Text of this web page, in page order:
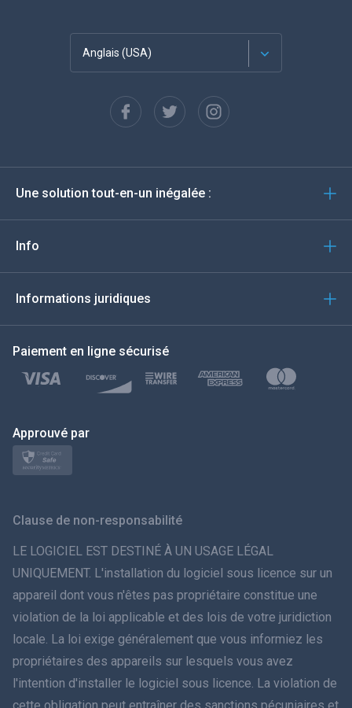
Anglais (USA)
Espagnol
Deutsch
Türkçe
Polski
日本
ภาษาไทย
Dansk
हिंदी
Une solution tout-en-un inégalée :
Info
Informations juridiques
Paiement en ligne sécurisé
Approuvé par
Clause de non-responsabilité
LE LOGICIEL EST DESTINÉ À UN USAGE LÉGAL
UNIQUEMENT. L'installation du logiciel sous licence sur un
appareil dont vous n'êtes pas propriétaire constitue une
violation de la loi applicable et des lois de votre juridiction
locale. La loi exige généralement que vous informiez les
propriétaires des appareils sur lesquels vous avez
l'intention d'installer le logiciel sous licence. La violation de